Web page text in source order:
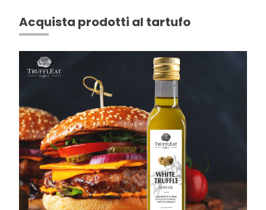
Acquista prodotti al tartufo